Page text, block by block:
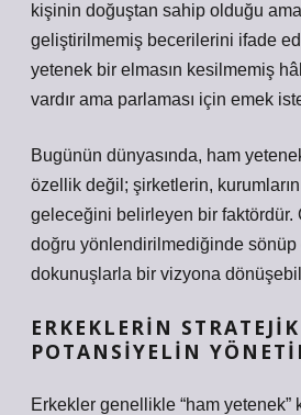
kişinin doğuştan sahip olduğu
geliştirilmemiş becerilerini ifade
yetenek bir elmasın kesilmemiş
vardır ama parlaması için emek
Bugünün dünyasında, ham
özellik değil; şirketlerin,
geleceğini belirleyen bir faktördür.
doğru yönlendirilmediğinde
dokunuşlarla bir vizyona
ERKEKLERIN
POTANSIYELIN
Erkekler genellikle “ham yetenek”